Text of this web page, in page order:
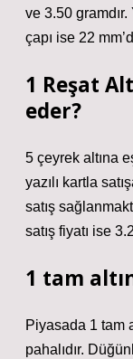
ve 3.50 gramdır.
çapı ise 22
1 Reşat
eder?
5 çeyrek altına
yazılı kartla
satış
satış fiyatı ise
1 tam
Piyasada 1 tam
pahalıdır.